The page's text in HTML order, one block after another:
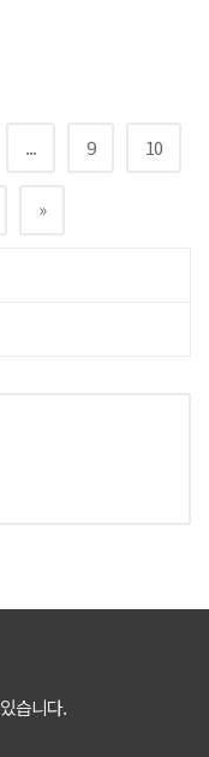
... 9 10
»
습니다.